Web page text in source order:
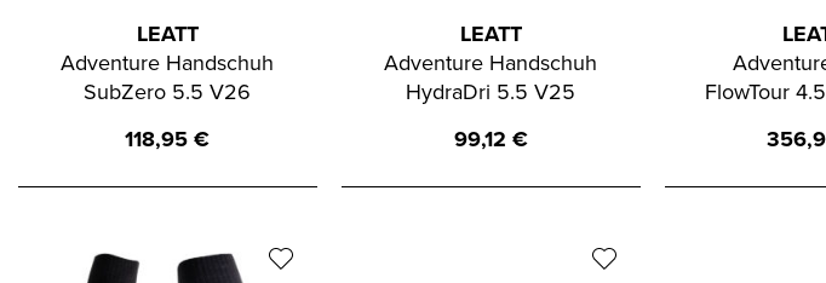
LEATT
Adventure Handschuh
SubZero 5.5 V26
118,95€
LEATT
Adventure Handschuh
HydraDri 5.5 V25
99,12 €
FlowTour